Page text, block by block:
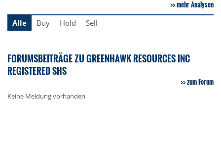
mehr Analysen
Alle
Buy Hold Sell
FORUMSBEITRÄGE ZU GREENHAWK RESOURCES INC
REGISTERED SHS
zum Forum
Keine Meldung vorhanden